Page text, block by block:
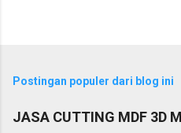
Postingan populer dari blog ini
JASA CUTTING MDF 3D